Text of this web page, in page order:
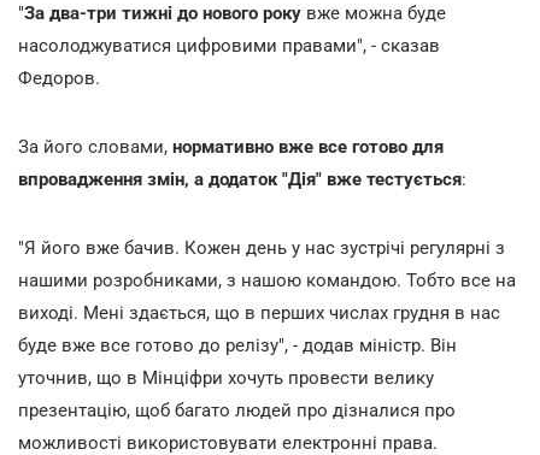
"За два-три тижні до нового року вже можна буде
насолоджуватися цифровими правами", - сказав
Федоров.
За його словами, нормативно вже все готово для
впровадження змін, а додаток "Дія" вже тестується:
"Я його вже бачив. Кожен день у нас зустрічі регулярні з
нашими розробниками, з нашою командою. Тобто все на
виході. Мені здається, що в перших числах грудня в нас
буде вже все готово до релізу", - додав міністр. Він
уточнив, що в Мінціфри хочуть провести велику
презентацію, щоб багато людей про дізналися про
можливості використовувати електронні права.